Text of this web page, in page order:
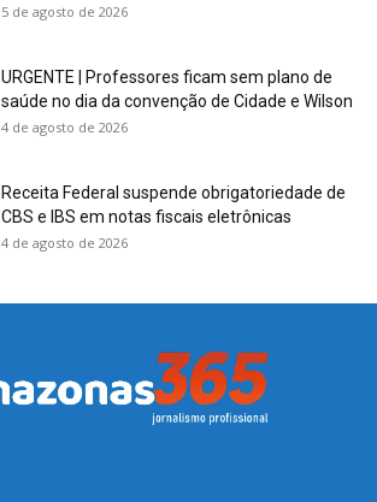
5 de agosto de 2026
URGENTE | Professores ficam sem plano de
saúde no dia da convenção de Cidade e Wilson
4 de agosto de 2026
Receita Federal suspende obrigatoriedade de
CBS e IBS em notas fiscais eletrônicas
4 de agosto de 2026